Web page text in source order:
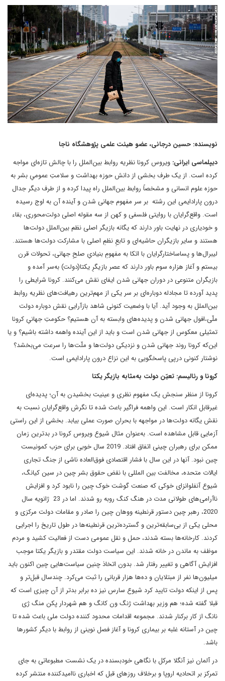
نویسنده: حسین درجانی، عضو هیئت علمی پژوهشگاه ناجا
دیپلماسی ایرانی: ویروس کرونا نظریه روابط بین‌الملل را با چالش تازه‌ای مواجه
کرده است. از یک طرف بخشی از دانش حوزه بهداشت و سلامتِ عمومیِ بشر به
حوزه علوم انسانی و مشخصاً روابط بین‌الملل راه پیدا کرده و از طرف دیگر جدال
درون پارادایمی این رشته بر سر مفهوم جهانی شدن و آینده آن به اوج رسیده
است. واقع‌گرایان با روایتی فلسفی و کهن از سه مقوله اصلی دولت‌محوری، بقاء
و خودیاری در نهایت باور دارند که یگانه بازیگر اصلی نظم ‌بین‌الملل دولت‌ها
هستند و سایر بازیگران حاشیه‌ای و تابعِ نظمِ اصلی با مشارکت دولت‌ها هستند.
لیبرال‌ها و پساساختارگرایان با اتکا به مفهومِ بنیادیِ صلحِ جهانی، تحولات قرن
بیستم و آغاز هزاره سوم باور دارند که عصر بازیگرِ یکتا(دولت) به‌سر آمده و
بازیگران متنوعی در دوران جهانی شدن ایفای نقش می‌کنند. کرونا شرایطی را
پدید آورده تا مجادله دوباره‌ای بر سر یکی از مهم‌ترین رهیافت‌های نظریه روابط
بین‌الملل به وجود آید. آیا با وضعیت کنونی شاهد بازآرایی نقش دوباره دولت
ملّی،افول جهانی شدن و پدید‌ه‌های وابسته به آن هستیم؟ حکومتِ جهانیِ کرونا
تمثیلی معکوس از جهانی شدن است و باید از این آینده واهمه داشته باشیم؟ و یا
این‌که کرونا روند جهانی شدن و نزدیکی دولت‌ها و ملّت‌ها را سرعت می‌بخشد؟
نوشتار کنونی درپی پاسخگویی به این نزاع درون پارادایمی است.
کرونا و رئالیسم: تعیّن دولت به‌مثابه بازیگر یکتا
کرونا از منظر سنجش یک مفهوم نظری و عینیت بخشیدن به آن؛ پدیده‌ای
غیرقابل انکار است. این واهمه فراگیر باعث شده تا نگرش واقع‌گرایان نسبت به
نقش یگانه دولت‌ها در مواجهه با بحران صورت عملی بیابد. بخشی از این راستی
آزمایی قابل مشاهده است. به‌عنوان مثال شیوع ویروس کرونا در بدترین زمان
ممکن برای رهبران چینی اتفاق افتاد. 2019 سال خوبی برای حزب کمونیست
چین نبود. آنها در این سال با فشار اقتصادی فوق‌العاده ناشی از جنگ تجاری
ایالات متحده، مخالفت بین المللی با نقض حقوق بشر چین در سین کیانگ،
شیوع آنفلوانزای خوکی که صنعت گوشت خوک چین را نابود کرد و افزایش
ناآرامی‌های طولانی مدت در هنگ کنگ روبه رو شدند. اما در 23 ژانویه سال
2020، رهبر چین دستور قرنطینه ووهان چین را صادر و مقامات دولت مرکزی و
محلی یکی از بی‌سابقه‌ترین و گسترده‌ترین قرنطینه‌ها در طول تاریخ را اجرایی
کردند. کارخانه‌ها بسته شدند، حمل و نقل عمومی دست از فعالیت کشید و مردم
موظف به ماندن در خانه شدند. این سیاست دولت مقتدر و بازیگر یکتا موجب
افزایش آگاهی و تغییر رفتار شد. بدون اتخاذ چنین سیاست‌هایی چین اکنون باید
میلیون‌ها نفر از مبتلایان و ده‌ها هزار قربانی را ثبت می‌کرد. چندسال قبل‌تر و
پس از اینکه دولت تایید کرد شیوع سارس نیز ده برابر بدتر از آن چیزی است که
قبلا گفته شده؛ هم وزیر بهداشت ژنگ ون کانگ و هم شهردار پکن منگ ژی
نانگ از کار برکنار شدند. مجموعه اقدامات محدود کننده دولت ملی باعث شده تا
چین در آستانه غلبه بر بیماری کرونا و آغاز فصل نوینی از روابط با دیگر کشورها
باشد.
در آلمان نیز آنگلا مرکل با نگاهی خودبسنده در یک نشست مطبوعاتی به جای
تمرکز بر اتحادیه اروپا و برخلاف روزهای قبل که اخباری ناامیدکننده منتشر کرده